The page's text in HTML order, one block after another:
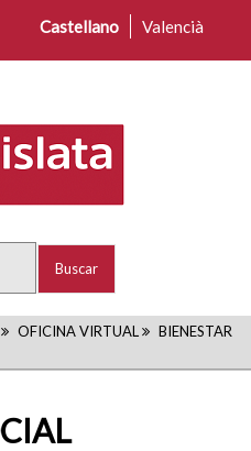
Castellano Valencià
RUTA
DE
NAVEGACIÓN
OFICINA VIRTUAL
BIENESTAR